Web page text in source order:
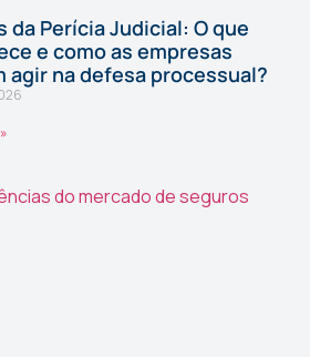
da Perícia Judicial: O que
e como as empresas
agir na defesa processual?